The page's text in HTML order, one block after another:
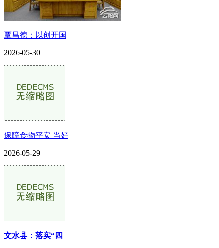
覃昌德：以创开国
2026-05-30
保障食物平安 当好
2026-05-29
文水县：落实“四